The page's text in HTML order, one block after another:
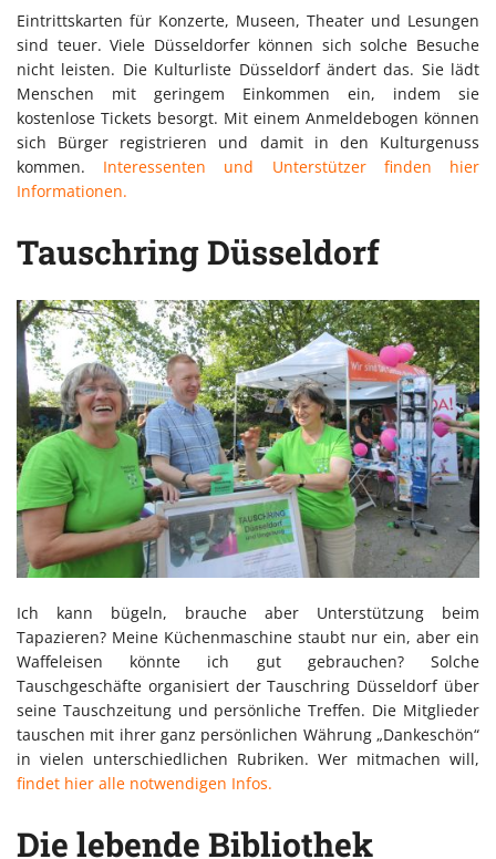
Eintrittskarten für Konzerte, Museen, Theater und Lesungen
sind teuer. Viele Düsseldorfer können sich solche Besuche
nicht leisten. Die Kulturliste Düsseldorf ändert das. Sie lädt
Menschen mit geringem Einkommen ein, indem sie
kostenlose Tickets besorgt. Mit einem Anmeldebogen können
sich Bürger registrieren und damit in den Kulturgenuss
kommen. Interessenten und Unterstützer finden hier
Informationen.
Tauschring Düsseldorf
Ich kann bügeln, brauche aber Unterstützung beim
Tapazieren? Meine Küchenmaschine staubt nur ein, aber ein
Waffeleisen könnte ich gut gebrauchen? Solche
Tauschgeschäfte organisiert der Tauschring Düsseldorf über
seine Tauschzeitung und persönliche Treffen. Die Mitglieder
tauschen mit ihrer ganz persönlichen Währung „Dankeschön“
in vielen unterschiedlichen Rubriken. Wer mitmachen will,
findet hier alle notwendigen Infos.
Die lebende Bibliothek